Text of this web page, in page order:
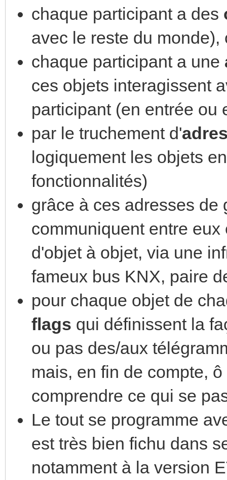
chaque participant a des
avec le reste du
chaque participant a une
ces objets interagissent
participant (en entrée ou
par le truchement d'
logiquement les objets
fonctionnalités)
grâce à ces adresses de
communiquent entre
d'objet à objet, via une
fameux bus KNX, paire
pour chaque objet de
flags qui définissent la
ou pas des/aux
mais, en fin de compte,
comprendre ce qui se
Le tout se programme
est très bien fichu dans
notamment à la version